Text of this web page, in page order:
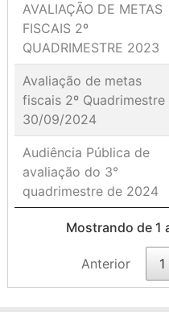
AVALIAÇÃO DE METAS
FISCAIS 2º
QUADRIMESTRE 2023
Avaliação de metas
fiscais 2º Quadrimestre
30/09/2024
Audiência Pública de
avaliação do 3°
quadrimestre de 2024
Mostrando de 1
Anterior 1